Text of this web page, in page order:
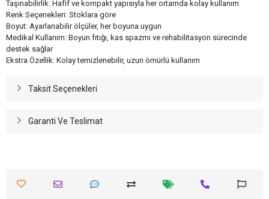
Taşınabilirlik: Hafif ve kompakt yapısıyla her ortamda kolay kullanım
Renk Seçenekleri: Stoklara göre
Boyut: Ayarlanabilir ölçüler, her boyuna uygun
Medikal Kullanım: Boyun fıtığı, kas spazmı ve rehabilitasyon sürecinde
destek sağlar
Ekstra Özellik: Kolay temizlenebilir, uzun ömürlü kullanım
Taksit Seçenekleri
Garanti Ve Teslimat